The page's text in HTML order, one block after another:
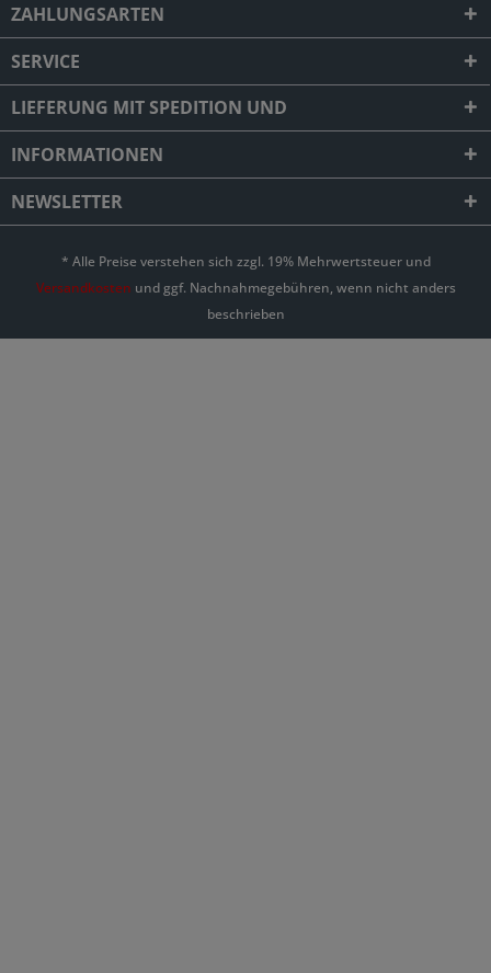
ZAHLUNGSARTEN
SERVICE
LIEFERUNG MIT SPEDITION UND
INFORMATIONEN
NEWSLETTER
* Alle Preise verstehen sich zzgl. 19% Mehrwertsteuer und
Versandkosten und ggf. Nachnahmegebühren, wenn nicht anders
beschrieben